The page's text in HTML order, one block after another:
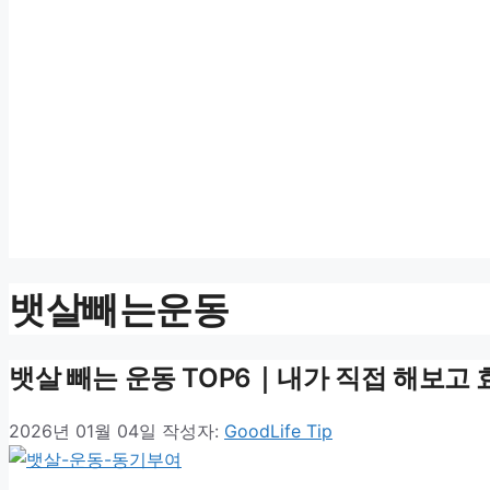
뱃살빼는운동
뱃살 빼는 운동 TOP6｜내가 직접 해보고
2026년 01월 04일 작성자: GoodLife Tip